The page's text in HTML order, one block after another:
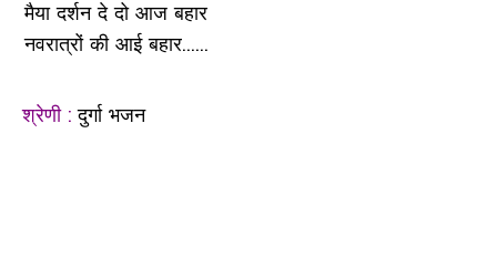
मैया दर्शन दे दो आज बहार
नवरात्रों की आई बहार......
श्रेणी :दुर्गा भजन